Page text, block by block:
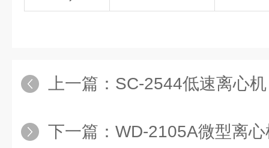
上一篇： SC-2544低速离心
下一篇： WD-2105A微型离